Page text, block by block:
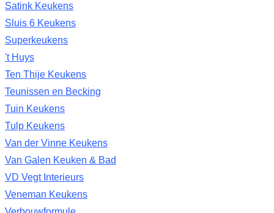
Satink Keukens
Sluis 6 Keukens
Superkeukens
't Huys
Ten Thije Keukens
Teunissen en Becking
Tuin Keukens
Tulp Keukens
Van der Vinne Keukens
Van Galen Keuken & Bad
VD Vegt Interieurs
Veneman Keukens